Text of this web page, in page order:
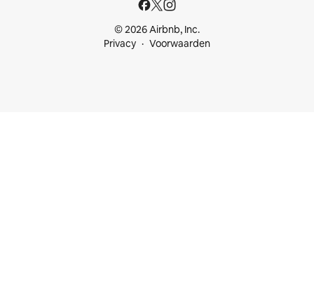
© 2026 Airbnb, Inc.
Privacy
Voorwaarden